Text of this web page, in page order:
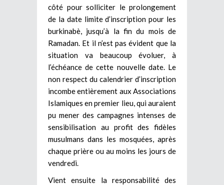
côté pour solliciter le prolongement
de la date limite d’inscription pour les
burkinabè, jusqu’à la fin du mois de
Ramadan. Et il n’est pas évident que la
situation va beaucoup évoluer, à
l’échéance de cette nouvelle date. Le
non respect du calendrier d’inscription
incombe entièrement aux Associations
Islamiques en premier lieu, qui auraient
pu mener des campagnes intenses de
sensibilisation au profit des fidèles
musulmans dans les mosquées, après
chaque prière ou au moins les jours de
vendredi.
Vient ensuite la responsabilité des